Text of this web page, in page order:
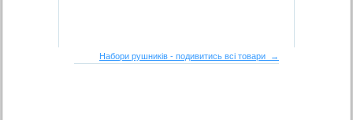
Набори рушників - подивитись всі товари →